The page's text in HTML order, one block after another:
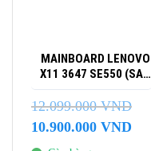
MAINBOARD LENOVO
X11 3647 SE550 (SAO
CHÉP)
12.099.000VND
Giá
10.900.000 VNDGiá